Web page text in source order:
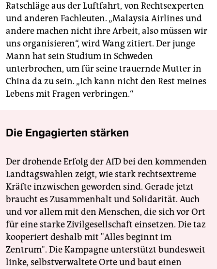
Ratschläge aus der Luftfahrt, von Rechtsexperten
und anderen Fachleuten. „Malaysia Airlines und
andere machen nicht ihre Arbeit, also müssen wir
uns organisieren“, wird Wang zitiert. Der junge
Mann hat sein Studium in Schweden
unterbrochen, um für seine trauernde Mutter in
China da zu sein. „Ich kann nicht den Rest meines
Lebens mit Fragen verbringen.“
Die Engagierten stärken
Der drohende Erfolg der AfD bei den kommenden
Landtagswahlen zeigt, wie stark rechtsextreme
Kräfte inzwischen geworden sind. Gerade jetzt
braucht es Zusammenhalt und Solidarität. Auch
und vor allem mit den Menschen, die sich vor Ort
für eine starke Zivilgesellschaft einsetzen. Die taz
kooperiert deshalb mit "Alles beginnt im
Zentrum". Die Kampagne unterstützt bundesweit
linke, selbstverwaltete Orte und baut einen